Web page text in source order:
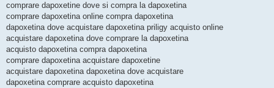
comprare dapoxetine dove si compra la dapoxetina
comprare dapoxetina online compra dapoxetina
dapoxetina dove acquistare dapoxetina priligy acquisto online
acquistare dapoxetina dove comprare la dapoxetina
acquisto dapoxetina compra dapoxetina
comprare dapoxetina acquistare dapoxetine
acquistare dapoxetina dapoxetina dove acquistare
dapoxetina comprare acquisto dapoxetina